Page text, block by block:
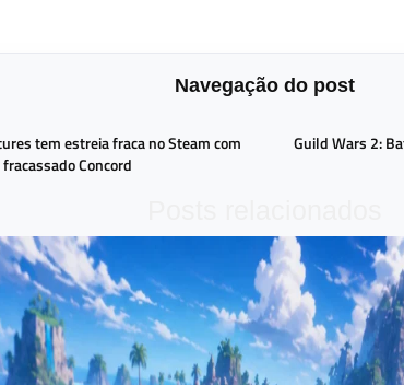
Navegação do post
tem estreia fraca no Steam com
Concord
Guild Wars 2: